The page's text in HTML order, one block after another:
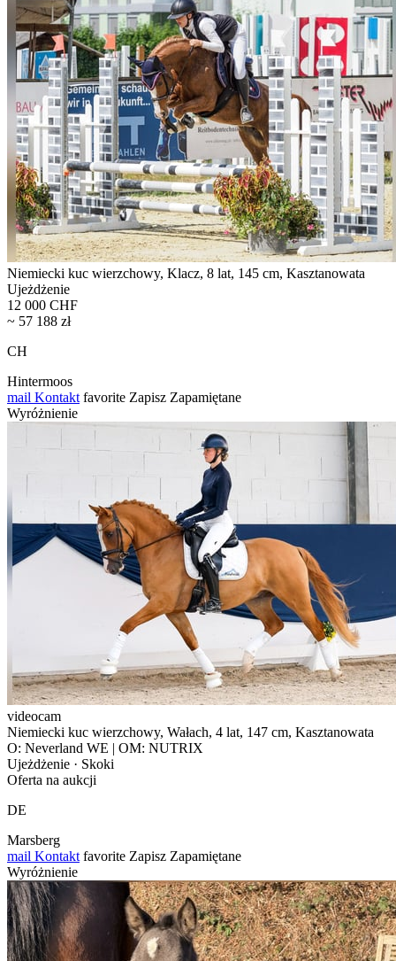
Niemiecki kuc wierzchowy, Klacz, 8 lat, 145 cm, Kasztanowata
Ujeżdżenie
12 000 CHF
~ 57 188 zł
CH
Hintermoos
mail Kontakt favorite Zapisz Zapamiętane
Wyróżnienie
videocam
Niemiecki kuc wierzchowy, Wałach, 4 lat, 147 cm, Kasztanowata
O: Neverland WE | OM: NUTRIX
Ujeżdżenie · Skoki
Oferta na aukcji
DE
Marsberg
mail Kontakt favorite Zapisz Zapamiętane
Wyróżnienie